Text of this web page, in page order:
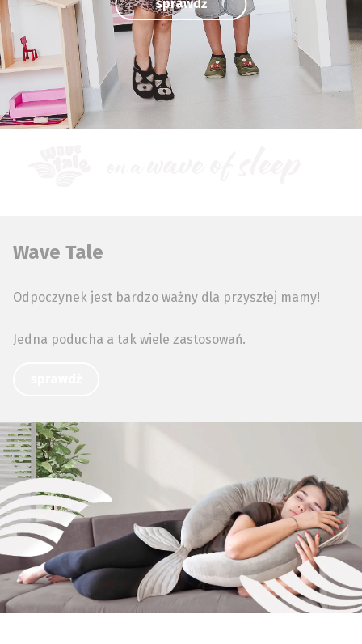
sprawdź
Wave Tale
Odpoczynek jest bardzo ważny dla przyszłej mamy!
Jedna poducha a tak wiele zastosowań.